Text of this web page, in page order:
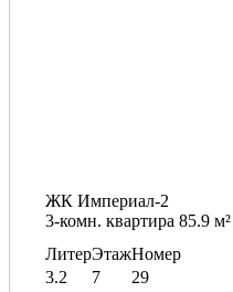
ЖК Империал-2
3-комн. квартира 85.9 м²
Литер
3.2
Этаж
7
Номер
29